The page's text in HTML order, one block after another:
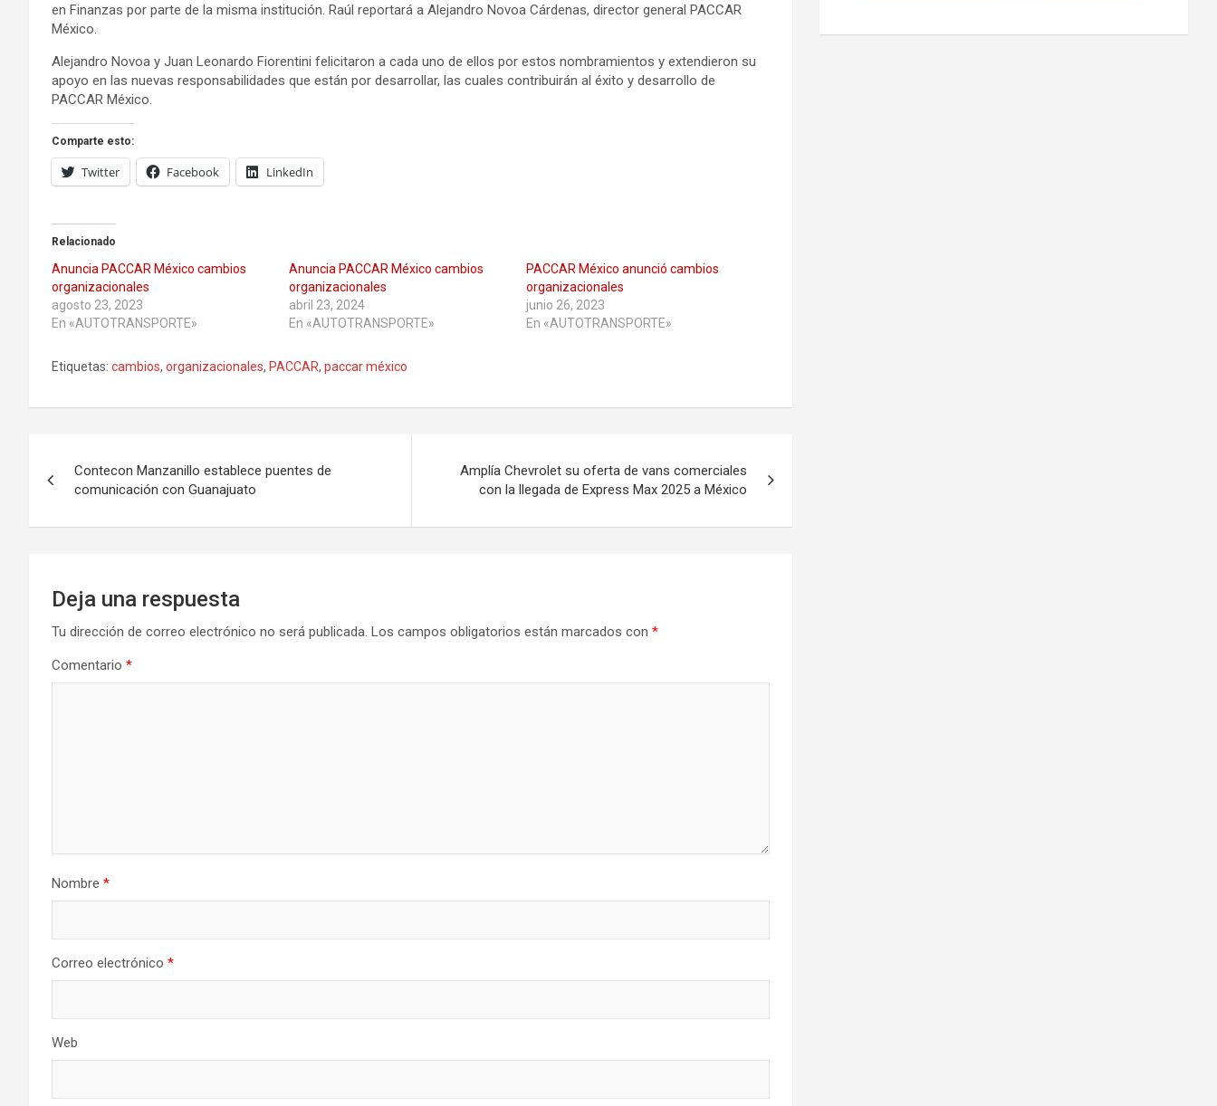
en Finanzas por parte de la misma institución. Raúl reportará a Alejandro Novoa Cárdenas, director general PACCAR
México.
Alejandro Novoa y Juan Leonardo Fiorentini felicitaron a cada uno de ellos por estos nombramientos y extendieron su
apoyo en las nuevas responsabilidades que están por desarrollar, las cuales contribuirán al éxito y desarrollo de
PACCAR México.
Comparte esto:
Twitter Facebook LinkedIn
Relacionado
Anuncia PACCAR México cambios
organizacionales
agosto 23, 2023
En «AUTOTRANSPORTE»
Anuncia PACCAR México cambios
organizacionales
abril 23, 2024
En «AUTOTRANSPORTE»
PACCAR México anunció cambios
organizacionales
junio 26, 2023
En «AUTOTRANSPORTE»
Etiquetas: cambios, organizacionales, PACCAR, paccar méxico
de
entradas
Contecon Manzanillo establece puentes de
comunicación con Guanajuato
Amplía Chevrolet su oferta de vans comerciales
con la llegada de Express Max 2025 a México
Deja una respuesta
Tu dirección de correo electrónico no será publicada. Los campos obligatorios están marcados con *
Comentario *
Nombre *
Correo electrónico *
Web